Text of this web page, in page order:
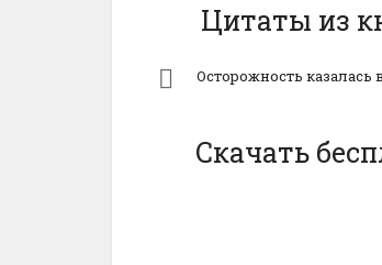
Цитаты из
Осторожность
Скачать